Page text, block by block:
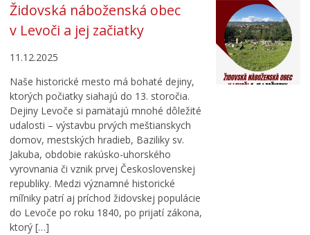
Židovská náboženská obec
v Levoči a jej začiatky
11.12.2025
Naše historické mesto má bohaté dejiny,
ktorých počiatky siahajú do 13. storočia.
Dejiny Levoče si pamätajú mnohé dôležité
udalosti – výstavbu prvých meštianskych
domov, mestských hradieb, Baziliky sv.
Jakuba, obdobie rakúsko-uhorského
vyrovnania či vznik prvej Československej
republiky. Medzi významné historické
míľniky patrí aj príchod židovskej populácie
do Levoče po roku 1840, po prijatí zákona,
ktorý […]